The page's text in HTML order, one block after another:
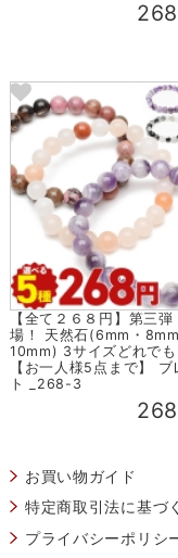
268
【全て２６８円】第三
場！ 天然石(6mm・8mm
10mm) 3サイズどれでも
【お一人様5点まで】 ブ
ト _268-3
268
お買い物ガイド
特定商取引法に基づ
プライバシーポリシ